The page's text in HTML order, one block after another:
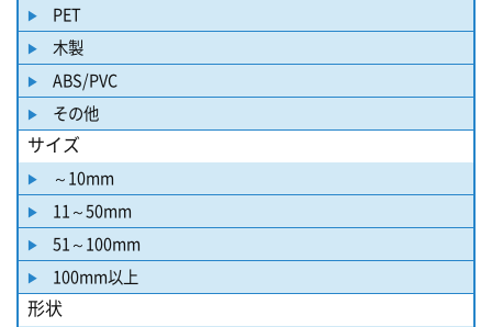
PET
木製
ABS/PVC
その他
サイズ
～10mm
11～50mm
51～100mm
100mm以上
形状